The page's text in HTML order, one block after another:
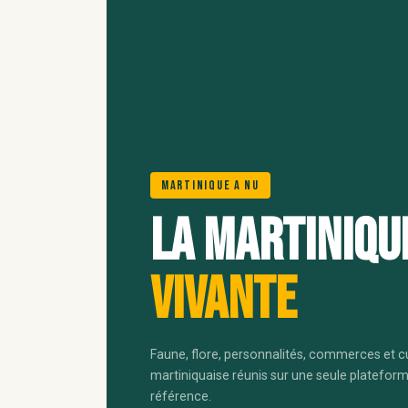
Martinique A Nu
La
vivante
Faune, flore, personnalités, commerces et
martiniquaise réunis sur une seule
référence.